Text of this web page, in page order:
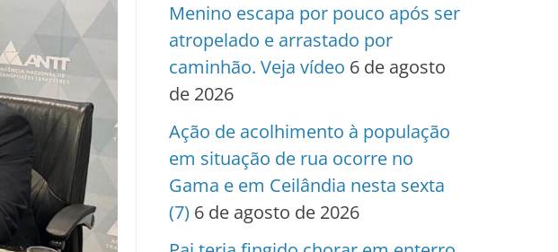
Menino escapa por pouco após ser
atropelado e arrastado por
caminhão. Veja vídeo 6 de agosto
de 2026
Ação de acolhimento à população
em situação de rua ocorre no
Gama e em Ceilândia nesta sexta
(7) 6 de agosto de 2026